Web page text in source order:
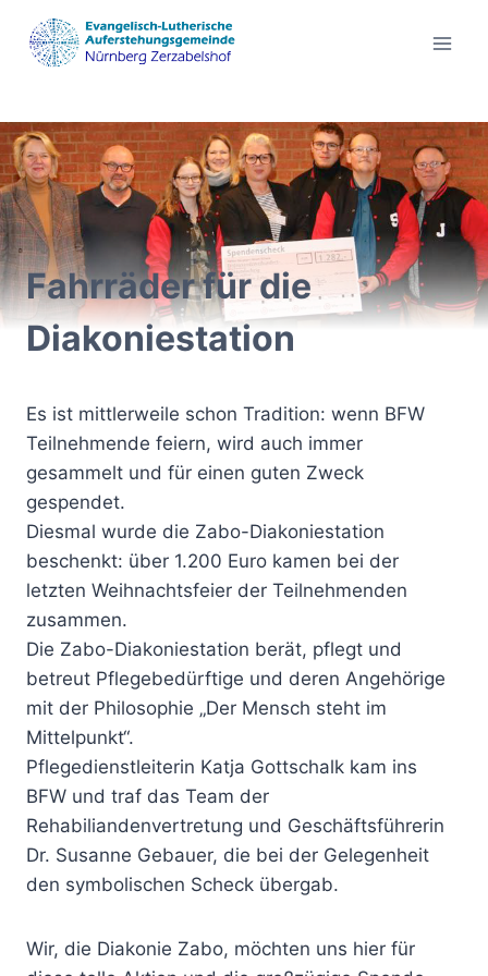
Inhalt
springen
Fahrräder für die
Diakoniestation
Es ist mittlerweile schon Tradition: wenn BFW
Teilnehmende feiern, wird auch immer
gesammelt und für einen guten Zweck
gespendet.
Diesmal wurde die Zabo-Diakoniestation
beschenkt: über 1.200 Euro kamen bei der
letzten Weihnachtsfeier der Teilnehmenden
zusammen.
Die Zabo-Diakoniestation berät, pflegt und
betreut Pflegebedürftige und deren Angehörige
mit der Philosophie „Der Mensch steht im
Mittelpunkt“.
Pflegedienstleiterin Katja Gottschalk kam ins
BFW und traf das Team der
Rehabiliandenvertretung und Geschäftsführerin
Dr. Susanne Gebauer, die bei der Gelegenheit
den symbolischen Scheck übergab.
Wir, die Diakonie Zabo, möchten uns hier für